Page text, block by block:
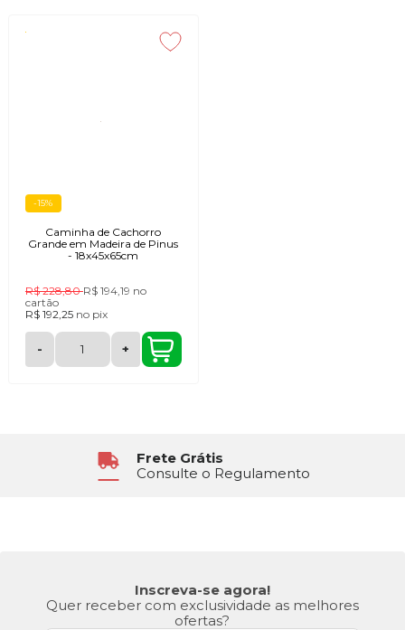
-15%
Caminha de Cachorro
Grande em Madeira de Pinus
- 18x45x65cm
R$ 228,80R$ 194,19 no
cartão
R$ 192,25 no pix
- +
Frete Grátis
Consulte o Regulamento
Inscreva-se agora!
Quer receber com exclusividade as melhores
ofertas?